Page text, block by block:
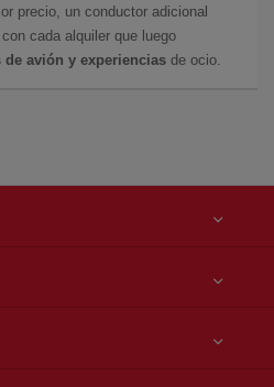
precio, un conductor adicional
con cada alquiler que luego
avión y experiencias de ocio.